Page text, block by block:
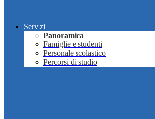
Servizi
Panoramica
Famiglie e studenti
Personale scolastico
Percorsi di studio